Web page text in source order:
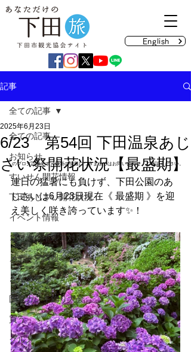
English
記事
全ての記事
お知らせ
すいせん開花情報
下田あじさい開花状況
イベント情報
コロナウイルス対応情報
メディア情報
きんめ祭り
国際カジキ釣り大会
買う
グルメ
全ての記事
6/23 第54回 下田温泉あじ
さい祭開花状況【最盛期】
2025年6月23日
連日の猛暑にも負けず、下田公園のあ
じさいは6月23日現在《 最盛期 》を迎
え美しく咲き誇っています✨！
のブログ記事です。最新の情報につきましてはお問い合わせ、ご確認ください。